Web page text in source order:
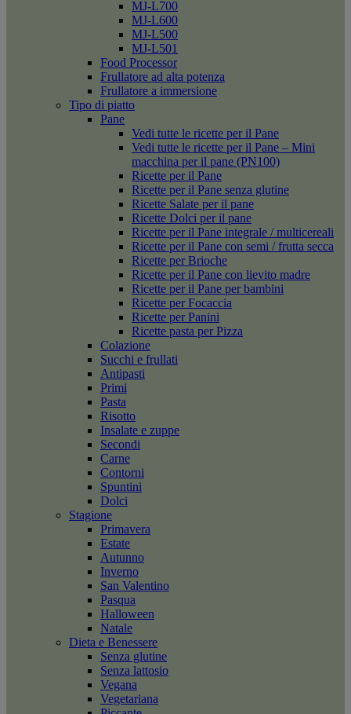
MJ-L700
MJ-L600
MJ-L500
MJ-L501
Food Processor
Frullatore ad alta potenza
Frullatore a immersione
Tipo di piatto
Pane
Vedi tutte le ricette per il Pane
Vedi tutte le ricette per il Pane – Mini
macchina per il pane (PN100)
Ricette per il Pane
Ricette per il Pane senza glutine
Ricette Salate per il pane
Ricette Dolci per il pane
Ricette per il Pane integrale / multicereali
Ricette per il Pane con semi / frutta secca
Ricette per Brioche
Ricette per il Pane con lievito madre
Ricette per il Pane per bambini
Ricette per Focaccia
Ricette per Panini
Ricette pasta per Pizza
Colazione
Succhi e frullati
Antipasti
Primi
Pasta
Risotto
Insalate e zuppe
Secondi
Carne
Contorni
Spuntini
Dolci
Stagione
Primavera
Estate
Autunno
Inverno
San Valentino
Pasqua
Halloween
Natale
Dieta e Benessere
Senza glutine
Senza lattosio
Vegana
Vegetariana